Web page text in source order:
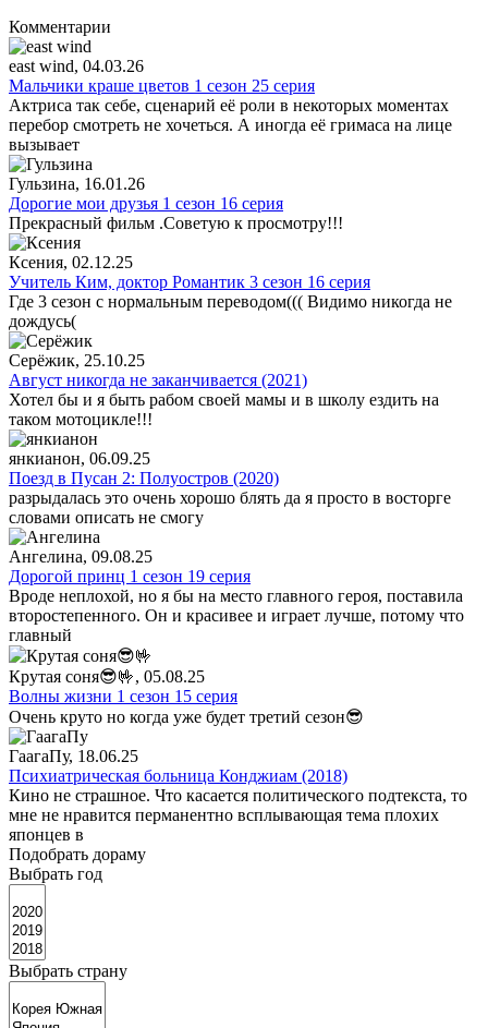
Комментарии
east wind, 04.03.26
Мальчики краше цветов 1 сезон 25 серия
Актриса так себе, сценарий её роли в некоторых моментах
перебор смотреть не хочеться. А иногда её гримаса на лице
вызывает
Гульзина, 16.01.26
Дорогие мои друзья 1 сезон 16 серия
Прекрасный фильм .Советую к просмотру!!!
Ксения, 02.12.25
Учитель Ким, доктор Романтик 3 сезон 16 серия
Где 3 сезон с нормальным переводом((( Видимо никогда не
дождусь(
Серёжик, 25.10.25
Август никогда не заканчивается (2021)
Хотел бы и я быть рабом своей мамы и в школу ездить на
таком мотоцикле!!!
янкианон, 06.09.25
Поезд в Пусан 2: Полуостров (2020)
разрыдалась это очень хорошо блять да я просто в восторге
словами описать не смогу
Ангелина, 09.08.25
Дорогой принц 1 сезон 19 серия
Вроде неплохой, но я бы на место главного героя, поставила
второстепенного. Он и красивее и играет лучше, потому что
главный
Крутая соня😎🤟, 05.08.25
Волны жизни 1 сезон 15 серия
Очень круто но когда уже будет третий сезон😎
ГаагаПу, 18.06.25
Психиатрическая больница Конджиам (2018)
Кино не страшное. Что касается политического подтекста, то
мне не нравится перманентно всплывающая тема плохих
японцев в
Подобрать дораму
Выбрать год
Выбрать страну